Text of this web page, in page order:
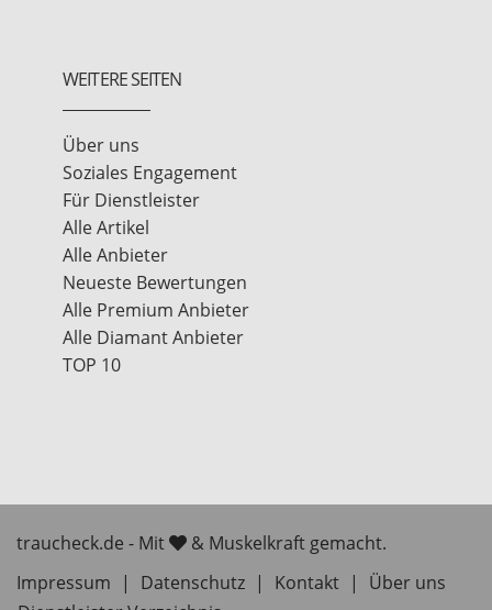
WEITERE SEITEN
Über uns
Soziales Engagement
Für Dienstleister
Alle Artikel
Alle Anbieter
Neueste Bewertungen
Alle Premium Anbieter
Alle Diamant Anbieter
TOP 10
traucheck.de - Mit
& Muskelkraft gemacht.
Impressum
| Datenschutz | Kontakt |
Über uns